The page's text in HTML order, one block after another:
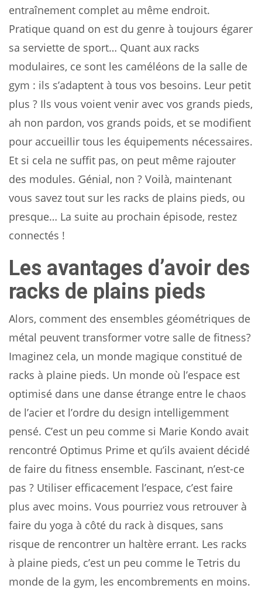
entraînement complet au même endroit.
Pratique quand on est du genre à toujours égarer
sa serviette de sport… Quant aux racks
modulaires, ce sont les caméléons de la salle de
gym : ils s’adaptent à tous vos besoins. Leur petit
plus ? Ils vous voient venir avec vos grands pieds,
ah non pardon, vos grands poids, et se modifient
pour accueillir tous les équipements nécessaires.
Et si cela ne suffit pas, on peut même rajouter
des modules. Génial, non ? Voilà, maintenant
vous savez tout sur les racks de plains pieds, ou
presque… La suite au prochain épisode, restez
connectés !
Les avantages d’avoir des
racks de plains pieds
Alors, comment des ensembles géométriques de
métal peuvent transformer votre salle de fitness?
Imaginez cela, un monde magique constitué de
racks à plaine pieds. Un monde où l’espace est
optimisé dans une danse étrange entre le chaos
de l’acier et l’ordre du design intelligemment
pensé. C’est un peu comme si Marie Kondo avait
rencontré Optimus Prime et qu’ils avaient décidé
de faire du fitness ensemble. Fascinant, n’est-ce
pas ? Utiliser efficacement l’espace, c’est faire
plus avec moins. Vous pourriez vous retrouver à
faire du yoga à côté du rack à disques, sans
risque de rencontrer un haltère errant. Les racks
à plaine pieds, c’est un peu comme le Tetris du
monde de la gym, les encombrements en moins.